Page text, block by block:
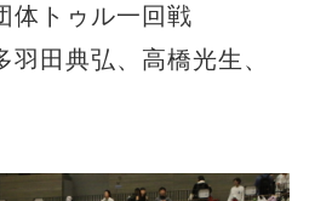
トゥル一回戦
田典弘、高橋光生、